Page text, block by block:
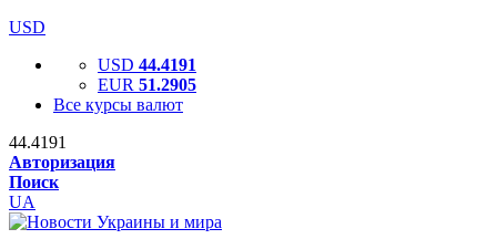
USD
USD 44.4191
EUR 51.2905
Все курсы валют
44.4191
Авторизация
Поиск
UA